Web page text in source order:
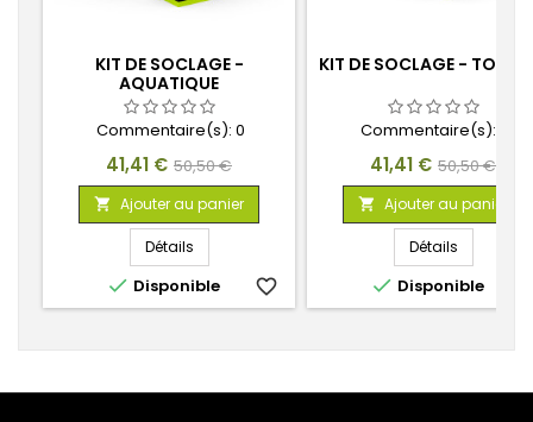
KIT DE SOCLAGE -
AQUATIQUE
Commentaire(s): 0
Prix
41,41 € Prix
de
base
50,50 €
 Ajouter au panier
Détails
 Disponible favorite_border
KIT DE SOCLAGE -
Commentaire(s):
Prix
41,41 € Prix
de
base
50,50 €
 Ajouter au panier
Détails
 Disponible